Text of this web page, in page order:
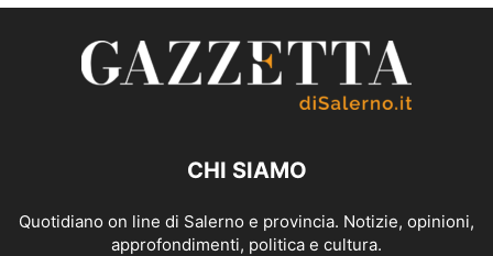
CHI SIAMO
Quotidiano on line di Salerno e provincia. Notizie, opinioni,
approfondimenti, politica e cultura.